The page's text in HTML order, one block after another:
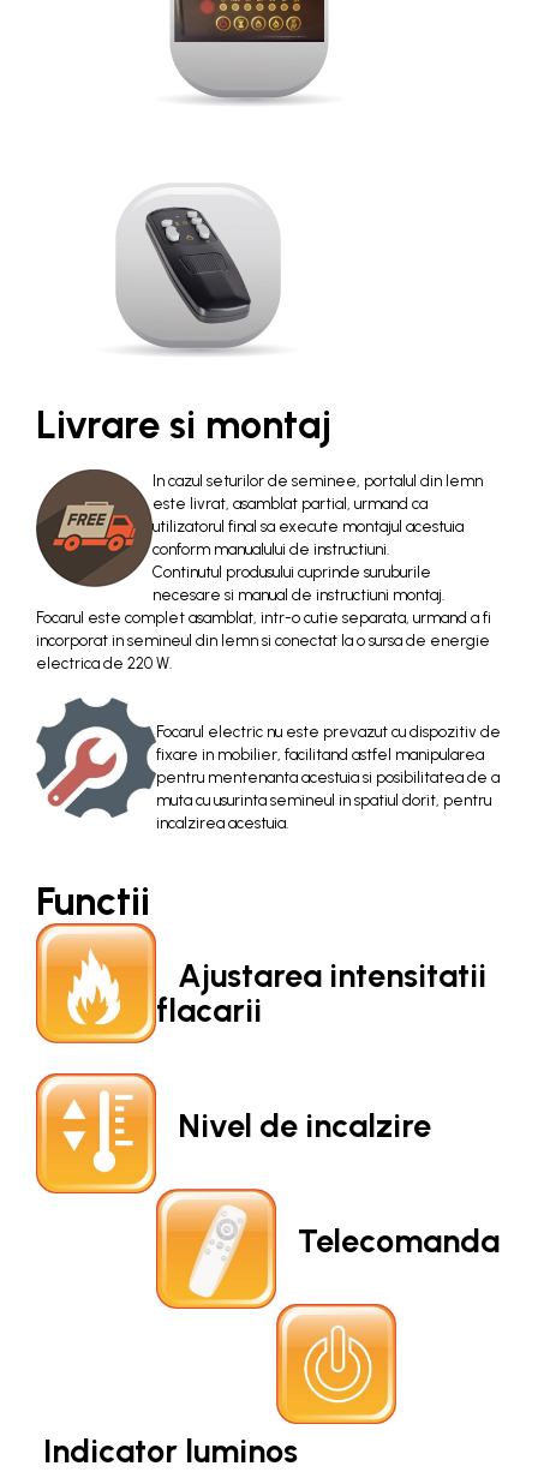
Livrare si montaj
In cazul seturilor de seminee, portalul din lemn
este livrat, asamblat partial, urmand ca
utilizatorul final sa execute montajul acestuia
conform manualului de instructiuni.
Continutul produsului cuprinde suruburile
necesare si manual de instructiuni montaj.
Focarul este complet asamblat, intr-o cutie separata, urmand a fi
incorporat in semineul din lemn si conectat la o sursa de energie
electrica de 220 W.
Focarul electric nu este prevazut cu dispozitiv de
fixare in mobilier, facilitand astfel manipularea
pentru mentenanta acestuia si posibilitatea de a
muta cu usurinta semineul in spatiul dorit, pentru
incalzirea acestuia.
Functii
Ajustarea intensitatii
flacarii
Nivel de incalzire
Telecomanda
Indicator luminos